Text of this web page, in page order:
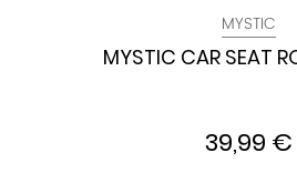
MYSTIC
MYSTIC CAR SEAT
39,99 €